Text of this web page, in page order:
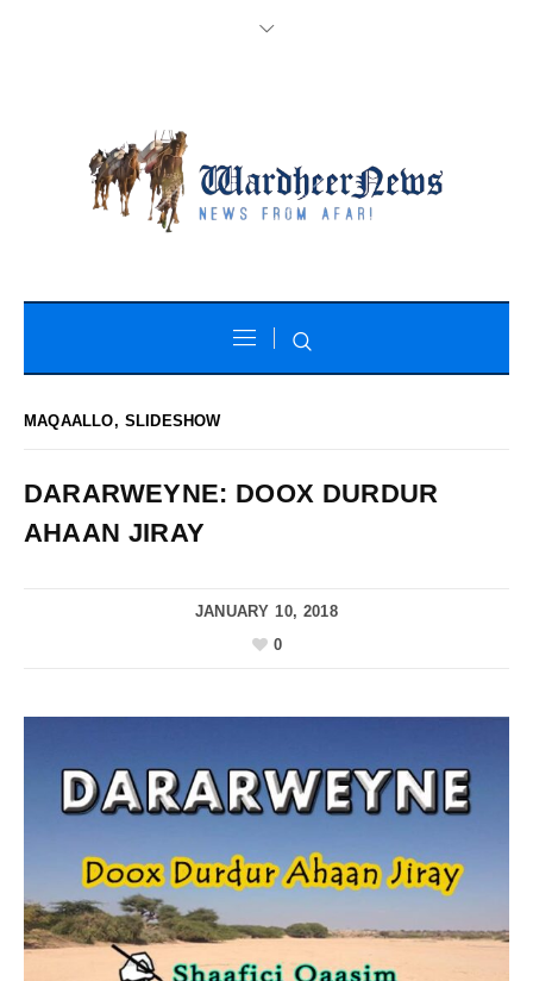
MAQAALLO, SLIDESHOW
DARARWEYNE: DOOX DURDUR
AHAAN JIRAY
JANUARY 10, 2018
0